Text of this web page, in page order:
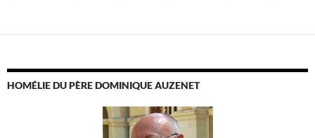
HOMÉLIE DU PÈRE DOMINIQUE AUZENET